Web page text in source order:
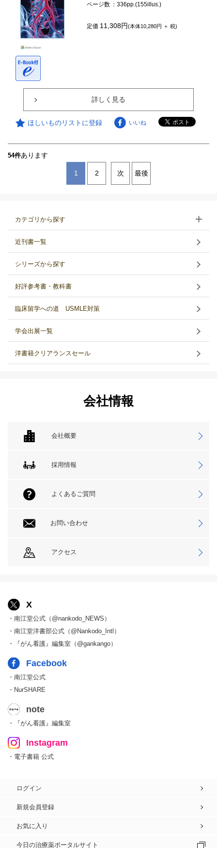
ページ数 ：336pp.(155illus.)
定価 11,308円(本体10,280円 ＋ 税)
詳しく見る
ほしいものリストに登録 いいね
54件あります
1 2 次 最後
カテゴリから探す
近刊書一覧
シリーズから探す
好評参考書・教科書
臨床留学への道 USMLE対策
学会出展一覧
洋書籍クリアランスセール
会社情報
会社概要
採用情報
よくあるご質問
お問い合わせ
アクセス
X
・南江堂公式（@nankodo_NEWS）
・南江堂洋書部公式（@Nankodo_Intl）
・『がん看護』編集室（@gankango）
Facebook
・南江堂公式
・NurSHARE
note
・『がん看護』編集室
Instagram
・電子書籍 公式
ログイン
新規会員登録
お気に入り
今日の治療薬ポータルサイト